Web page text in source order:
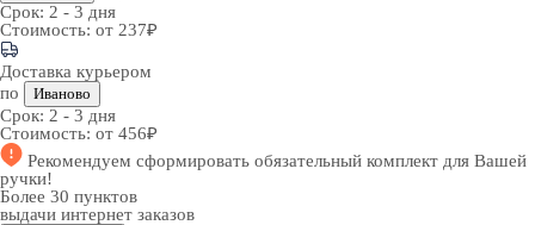
Срок: 2 - 3 дня
Стоимость: от 237₽
Доставка курьером
по
Иваново
Срок: 2 - 3 дня
Стоимость: от 456₽
Рекомендуем сформировать обязательный комплект для Вашей
ручки!
Более 30 пунктов
выдачи интернет заказов